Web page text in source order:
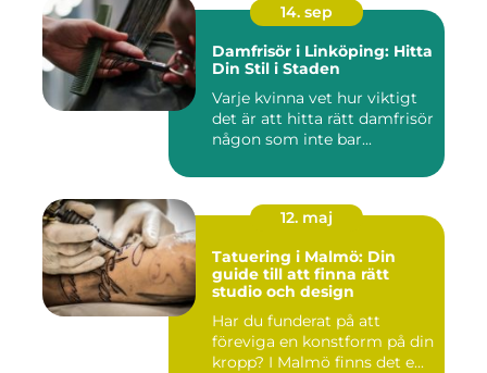
14. sep
Damfrisör i Linköping: Hitta
Din Stil i Staden
Varje kvinna vet hur viktigt
det är att hitta rätt damfrisör
någon som inte bar...
12. maj
Tatuering i Malmö: Din
guide till att finna rätt
studio och design
Har du funderat på att
föreviga en konstform på din
kropp? I Malmö finns det e...